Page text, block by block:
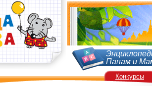
Папам и
Конкурсы